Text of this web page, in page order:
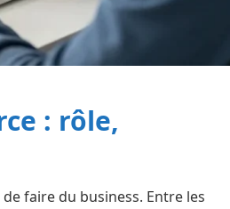
: rôle,
faire du business. Entre les